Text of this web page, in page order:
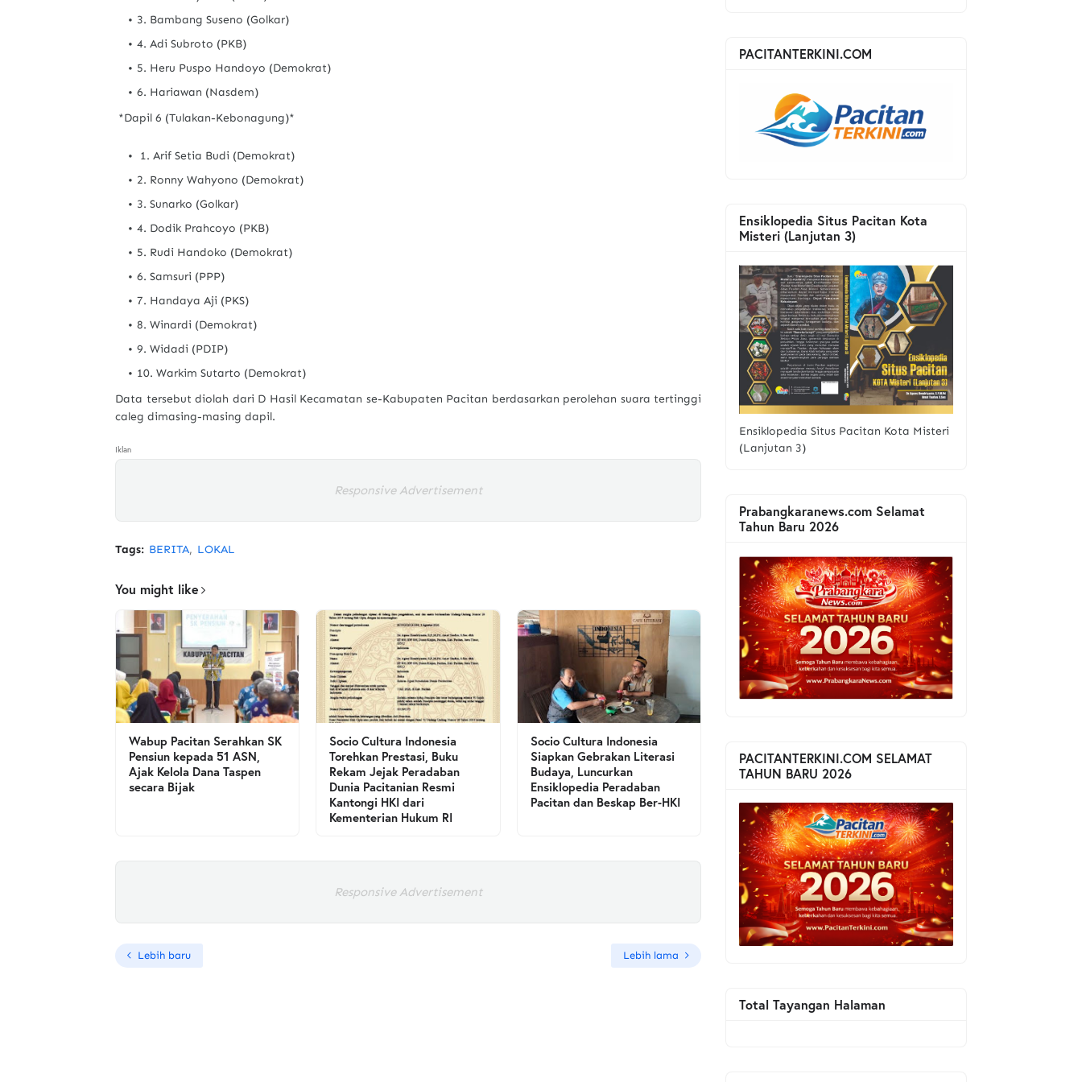
3. Bambang Suseno (Golkar)
4. Adi Subroto (PKB)
5. Heru Puspo Handoyo (Demokrat)
6. Hariawan (Nasdem)
*Dapil 6 (Tulakan-Kebonagung)*
1. Arif Setia Budi (Demokrat)
2. Ronny Wahyono (Demokrat)
3. Sunarko (Golkar)
4. Dodik Prahcoyo (PKB)
5. Rudi Handoko (Demokrat)
6. Samsuri (PPP)
7. Handaya Aji (PKS)
8. Winardi (Demokrat)
9. Widadi (PDIP)
10. Warkim Sutarto (Demokrat)
Data tersebut diolah dari D Hasil Kecamatan se-Kabupaten Pacitan berdasarkan perolehan suara tertinggi
caleg dimasing-masing dapil.
Iklan
Responsive Advertisement
Tags: BERITA LOKAL
You might like
Wabup Pacitan Serahkan SK
Pensiun kepada 51 ASN,
Ajak Kelola Dana Taspen
secara Bijak
Socio Cultura Indonesia
Torehkan Prestasi, Buku
Rekam Jejak Peradaban
Dunia Pacitanian Resmi
Kantongi HKI dari
Kementerian Hukum RI
Socio Cultura Indonesia
Siapkan Gebrakan Literasi
Budaya, Luncurkan
Ensiklopedia Peradaban
Pacitan dan Beskap Ber-HKI
Responsive Advertisement
Lebih baru Lebih lama
PACITANTERKINI.COM
Ensiklopedia Situs Pacitan Kota
Misteri (Lanjutan 3)
Ensiklopedia Situs Pacitan Kota Misteri
(Lanjutan 3)
Prabangkaranews.com Selamat
Tahun Baru 2026
PACITANTERKINI.COM SELAMAT
TAHUN BARU 2026
Total Tayangan Halaman